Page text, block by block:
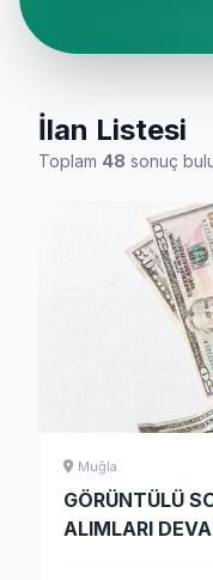
İlan Listesi
Toplam 48 sonuç
Muğla
GÖRÜNTÜLÜ
ALIMLARI